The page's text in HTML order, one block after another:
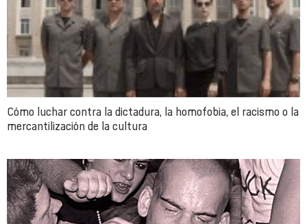
Cómo luchar contra la dictadura, la homofobia, el racismo o la
mercantilización de la cultura